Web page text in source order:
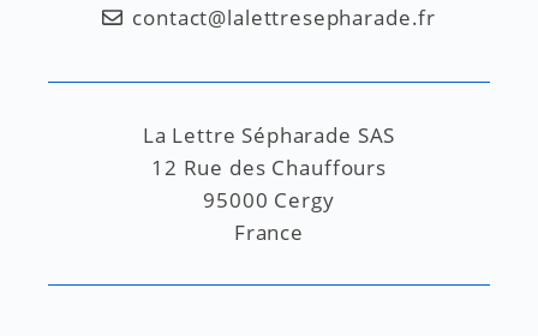
contact@lalettresepharade.fr
La Lettre Sépharade SAS
12 Rue des Chauffours
95000 Cergy
France